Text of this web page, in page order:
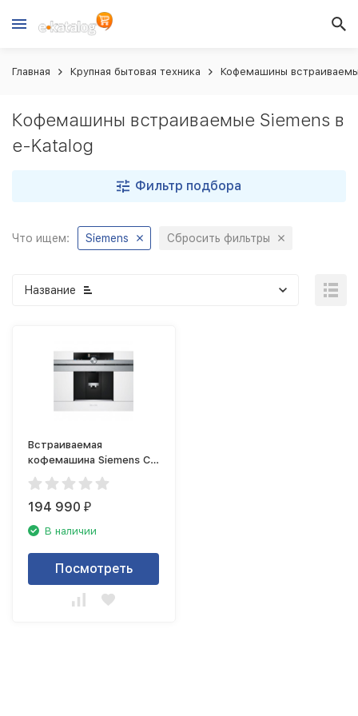
Главная Крупная бытовая техника Кофемашины
Кофемашины встраиваемые Siemens в
e-Katalog
Фильтр подбора
Что ищем: Siemens Сбросить фильтры
Название
Встраиваемая
кофемашина Siemens CT
636 LEW1
194 990₽
В наличии
Посмотреть